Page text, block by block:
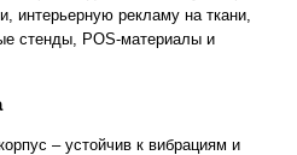
интерьерную рекламу на ткани,
стенды, POS-материалы и
– устойчив к вибрациям и